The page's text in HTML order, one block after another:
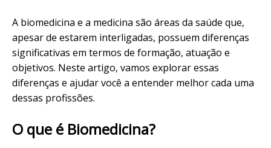
A biomedicina e a medicina são áreas da saúde que,
apesar de estarem interligadas, possuem diferenças
significativas em termos de formação, atuação e
objetivos. Neste artigo, vamos explorar essas
diferenças e ajudar você a entender melhor cada uma
dessas profissões.
O que é Biomedicina?